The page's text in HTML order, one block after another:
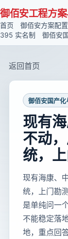
御佰安工程方
首页 御佰安方案配置
395 实名制
御佰安
返回首页
御佰安国产化
现有
不动
统，
现有海康、
统，上门勘
是单纯问一
不能稳定落
地，重点回